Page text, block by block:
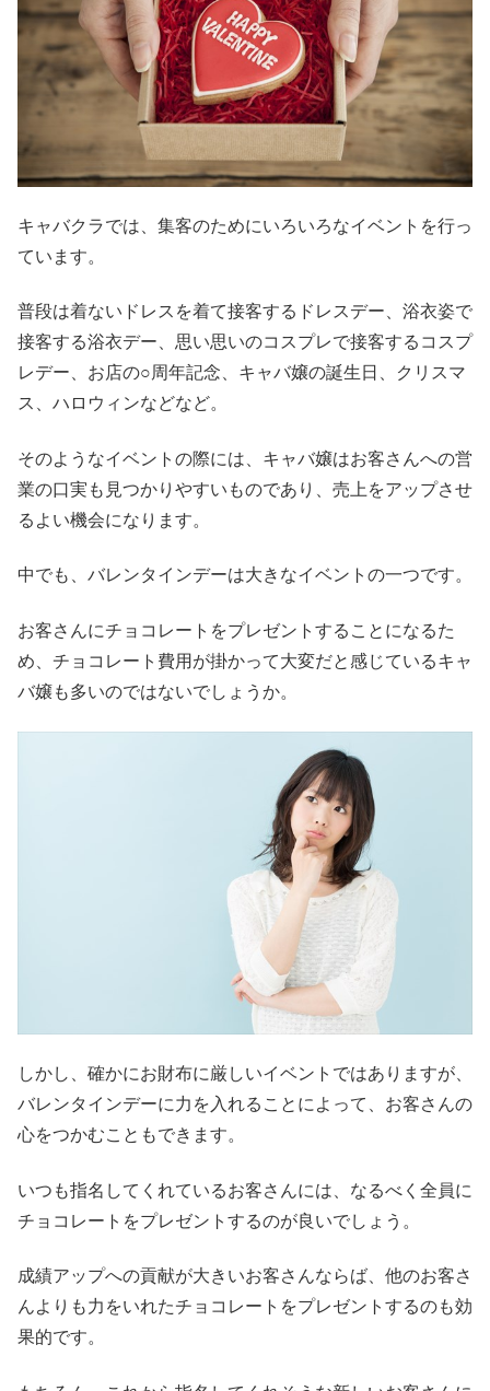
キャバクラでは、集客のためにいろいろなイベントを行っ
ています。
普段は着ないドレスを着て接客するドレスデー、浴衣姿で
接客する浴衣デー、思い思いのコスプレで接客するコスプ
レデー、お店の○周年記念、キャバ嬢の誕生日、クリスマ
ス、ハロウィンなどなど。
そのようなイベントの際には、キャバ嬢はお客さんへの営
業の口実も見つかりやすいものであり、売上をアップさせ
るよい機会になります。
中でも、バレンタインデーは大きなイベントの一つです。
お客さんにチョコレートをプレゼントすることになるた
め、チョコレート費用が掛かって大変だと感じているキャ
バ嬢も多いのではないでしょうか。
しかし、確かにお財布に厳しいイベントではありますが、
バレンタインデーに力を入れることによって、お客さんの
心をつかむこともできます。
いつも指名してくれているお客さんには、なるべく全員に
チョコレートをプレゼントするのが良いでしょう。
成績アップへの貢献が大きいお客さんならば、他のお客さ
んよりも力をいれたチョコレートをプレゼントするのも効
果的です。